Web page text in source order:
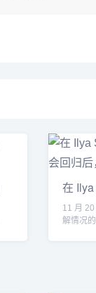
在
11 月
解情况